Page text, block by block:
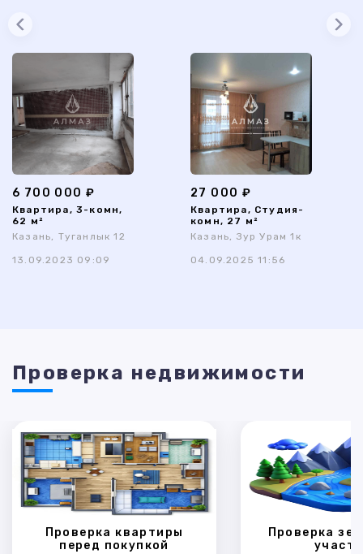
6 700 000 ₽
Квартира, 3-комн,
62 м²
Казань, Туганлык 12
13.09.2023 09:09
27 000 ₽
Квартира, Студия-
комн, 27 м²
Казань, Зур Урам 1к
04.09.2025 11:56
Проверка недвижимости
Проверка квартиры
перед покупкой
Проверка